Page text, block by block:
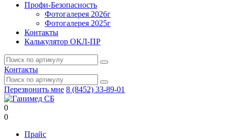
Профи-Безопасность
Фотогалерея 2026г
Фотогалерея 2025г
Контакты
Калькулятор ОКЛ-ПР
Контакты
Перезвонить мне 8 (8452) 33-89-01
0
0
Прайс